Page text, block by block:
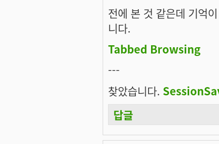
전에 본 것 같은데 기억
니다.
Tabbed Browsing
---
찾았습니다.
답글